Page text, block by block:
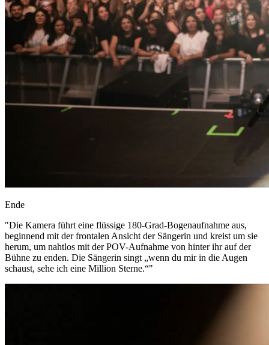
Ende
"Die Kamera führt eine flüssige 180-Grad-Bogenaufnahme aus,
beginnend mit der frontalen Ansicht der Sängerin und kreist um sie
herum, um nahtlos mit der POV-Aufnahme von hinter ihr auf der
Bühne zu enden. Die Sängerin singt „wenn du mir in die Augen
schaust, sehe ich eine Million Sterne.“"